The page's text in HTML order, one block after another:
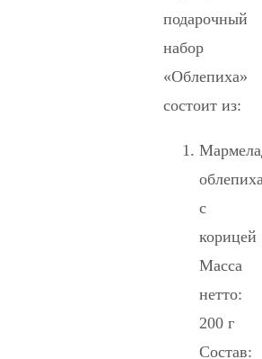
подарочный
набор
«Облепиха»
состоит из:
с
корицей
Масса
нетто:
200 г
Состав: